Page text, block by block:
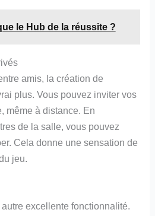
le Hub de la réussite ?
amis, la création de
plus. Vous pouvez inviter vos
même à distance. En
de la salle, vous pouvez
Cela donne une sensation de
jeu.
excellente fonctionnalité.